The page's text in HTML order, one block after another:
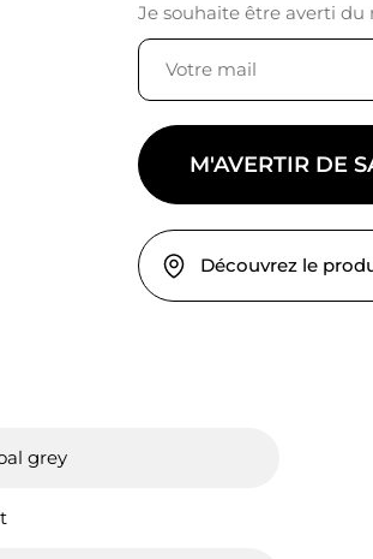
Je souhaite être averti du
M'AVERTIR DE
Découvrez le
grey